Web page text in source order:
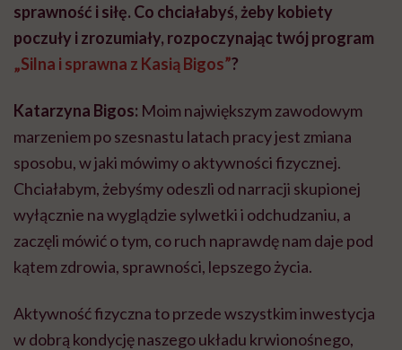
sprawność i siłę. Co chciałabyś, żeby kobiety
poczuły i zrozumiały, rozpoczynając twój program
„Silna i sprawna z Kasią Bigos”?
Katarzyna Bigos: Moim największym zawodowym
marzeniem po szesnastu latach pracy jest zmiana
sposobu, w jaki mówimy o aktywności fizycznej.
Chciałabym, żebyśmy odeszli od narracji skupionej
wyłącznie na wyglądzie sylwetki i odchudzaniu, a
zaczęli mówić o tym, co ruch naprawdę nam daje pod
kątem zdrowia, sprawności, lepszego życia.
Aktywność fizyczna to przede wszystkim inwestycja
w dobrą kondycję naszego układu krwionośnego,